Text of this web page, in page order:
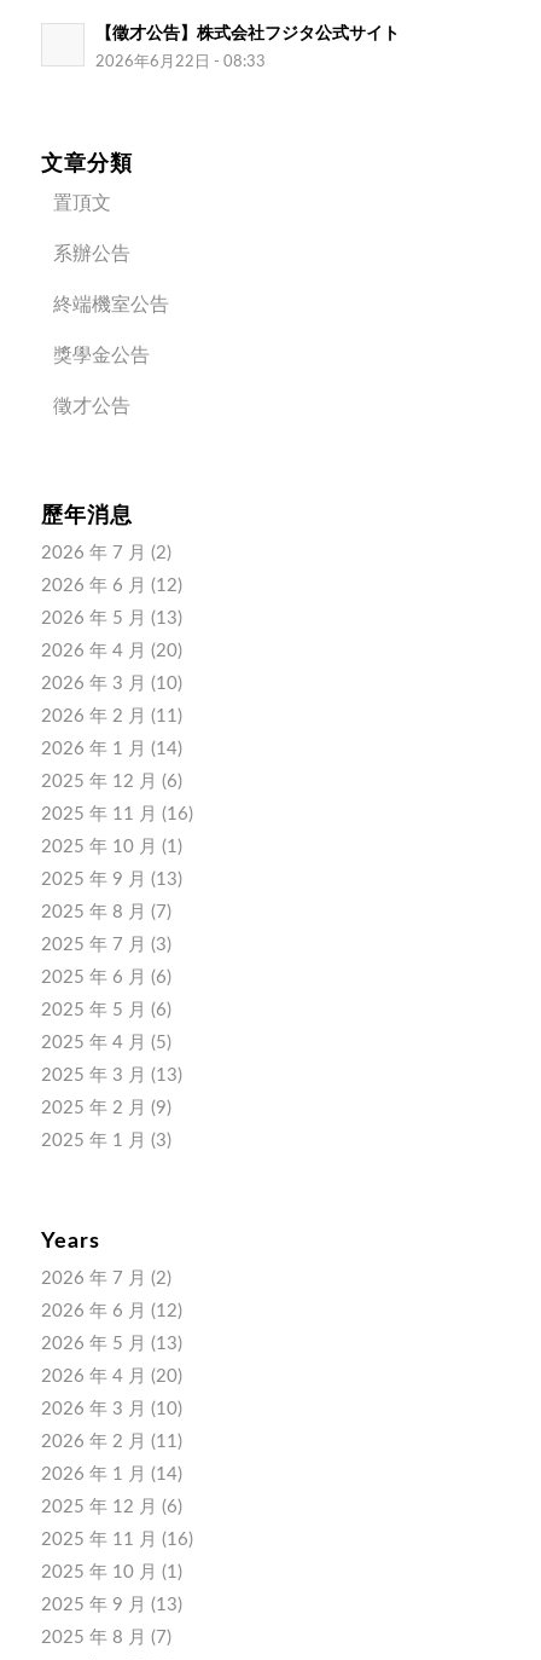
【徵才公告】株式会社フジタ公式サイト
2026年6月22日 - 08:33
文章分類
置頂文
系辦公告
終端機室公告
獎學金公告
徵才公告
歷年消息
2026 年 7 月 (2)
2026 年 6 月 (12)
2026 年 5 月 (13)
2026 年 4 月 (20)
2026 年 3 月 (10)
2026 年 2 月 (11)
2026 年 1 月 (14)
2025 年 12 月 (6)
2025 年 11 月 (16)
2025 年 10 月 (1)
2025 年 9 月 (13)
2025 年 8 月 (7)
2025 年 7 月 (3)
2025 年 6 月 (6)
2025 年 5 月 (6)
2025 年 4 月 (5)
2025 年 3 月 (13)
2025 年 2 月 (9)
2025 年 1 月 (3)
Years
2026 年 7 月 (2)
2026 年 6 月 (12)
2026 年 5 月 (13)
2026 年 4 月 (20)
2026 年 3 月 (10)
2026 年 2 月 (11)
2026 年 1 月 (14)
2025 年 12 月 (6)
2025 年 11 月 (16)
2025 年 10 月 (1)
2025 年 9 月 (13)
2025 年 8 月 (7)